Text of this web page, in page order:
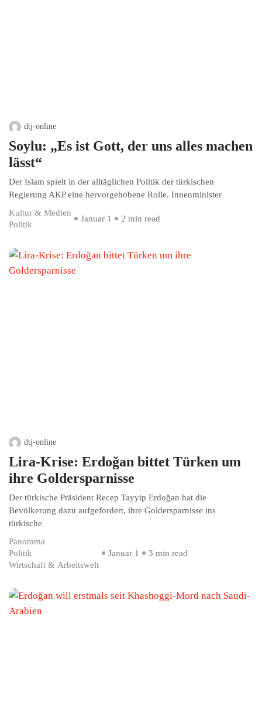
dtj-online
Soylu: „Es ist Gott, der uns alles machen
lässt“
Der Islam spielt in der alltäglichen Politik der türkischen
Regierung AKP eine hervorgehobene Rolle. Innenminister
Kultur & Medien
Politik
Januar 1 2 min read
dtj-online
Lira-Krise: Erdoğan bittet Türken um
ihre Goldersparnisse
Der türkische Präsident Recep Tayyip Erdoğan hat die
Bevölkerung dazu aufgefordert, ihre Goldersparnisse ins
türkische
Panorama
Politik
Wirtschaft & Arbeitswelt
Januar 1 3 min read